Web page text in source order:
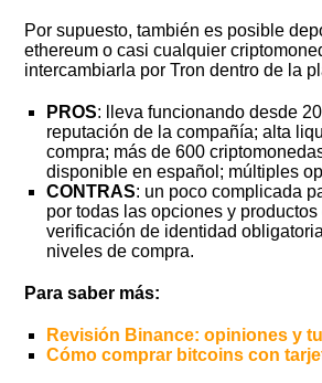
Por supuesto, también es posible
ethereum o casi cualquier
intercambiarla por Tron dentro de la
PROS: lleva funcionando desde
reputación de la compañía; alta
compra; más de 600
disponible en español; múltiples
CONTRAS: un poco complicada
por todas las opciones y
verificación de identidad
niveles de compra.
Para saber más:
Revisión Binance: opiniones y
Cómo comprar bitcoins con